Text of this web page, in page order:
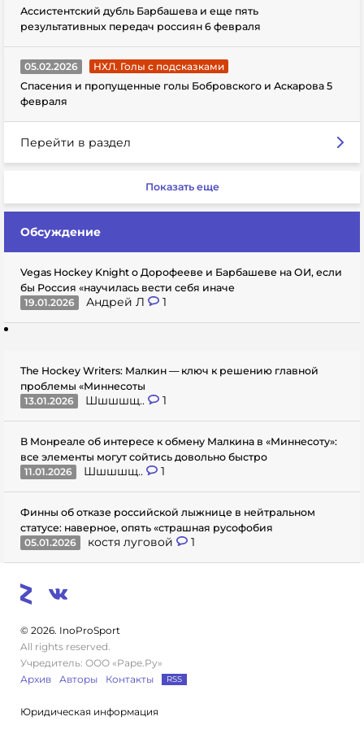
Ассистентский дубль Барбашева и еще пять
результативных передач россиян 6 февраля
05.02.2026
НХЛ. Голы с подсказками
Спасения и пропущенные голы Бобровского и Аскарова 5
февраля
Перейти в раздел
Показать еще
Обсуждение
Vegas Hockey Knight о Дорофееве и Барбашеве на ОИ, если
бы Россия «научилась вести себя иначе
19.01.2026
Андрей Л 1
The Hockey Writers: Малкин — ключ к решению главной
проблемы «Миннесоты
13.01.2026
Шшшшщ.. 1
В Монреале об интересе к обмену Малкина в «Миннесоту»:
все элементы могут сойтись довольно быстро
11.01.2026
Шшшшщ.. 1
Финны об отказе российской лыжнице в нейтральном
статусе: наверное, опять «страшная русофобия
05.01.2026
костя луговой 1
© 2026. InoProSport
All rights reserved.
Учредитель: ООО «Раре.Ру»
Архив
Авторы Контакты RSS
Юридическая информация